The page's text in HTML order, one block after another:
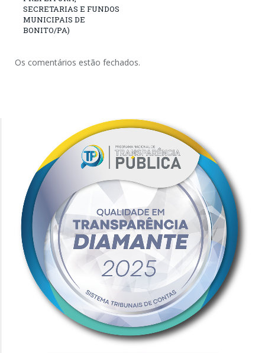
SECRETARIAS E FUNDOS
MUNICIPAIS DE
BONITO/PA)
Os comentários estão fechados.